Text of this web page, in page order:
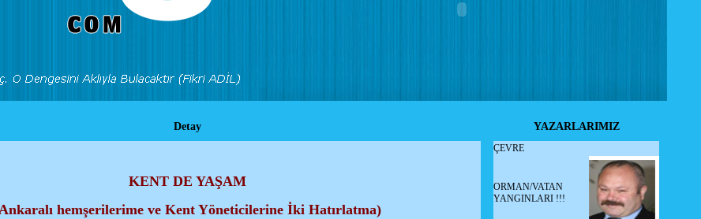
Detay YAZARLARIMIZ
KENT DE YAŞAM
hemşerilerime ve Kent Yöneticilerine İki Hatırlatma)
ÇEVRE
ORMAN/VATAN
YANGINLARI !!!